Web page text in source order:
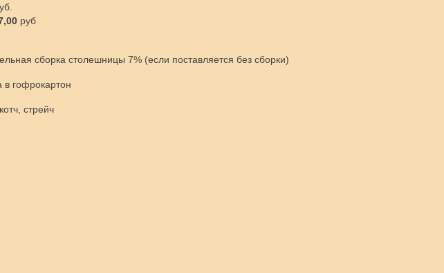
руб
сборка столешницы 7% (если поставляется без сборки)
гофрокартон
стрейч